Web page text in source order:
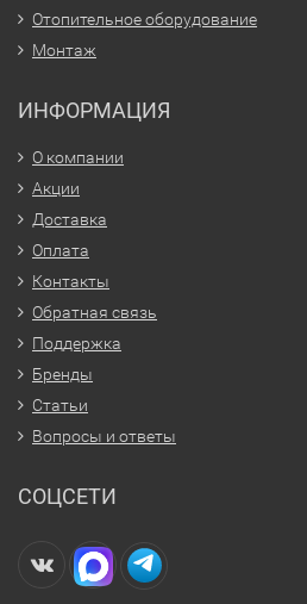
Отопительное оборудование
Монтаж
ИНФОРМАЦИЯ
О компании
Акции
Доставка
Оплата
Контакты
Обратная связь
Поддержка
Бренды
Статьи
Вопросы и ответы
СОЦСЕТИ